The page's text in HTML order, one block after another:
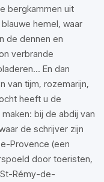
bergkammen uit
hemel, waar
de dennen en
verbrande
En dan
van tijm, rozemarijn,
heeft u de
bij de abdij van
de schrijver zijn
Provence (een
door toeristen,
Rémy-de-